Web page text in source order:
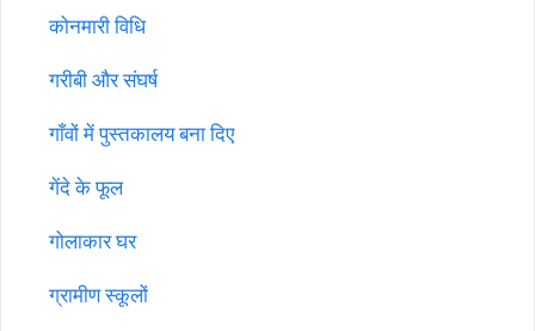
कोनमारी विधि
गरीबी और संघर्ष
गाँवों में पुस्तकालय बना दिए
गेंदे के फूल
गोलाकार घर
ग्रामीण स्कूलों